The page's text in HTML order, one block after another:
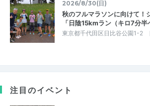
2026/8/30(日)
秋のフルマラソンに向けて！
「日陰15kmラン（キロ7分
東京都千代田区日比谷公園1-2
注目のイベント